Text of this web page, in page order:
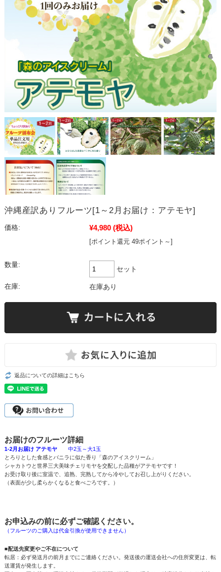
沖縄産訳ありフルーツ[1～2月お届け：アテモヤ]
価格: ¥4,980 (税込)
[ポイント還元 49ポイント～]
数量:
セット
在庫: 在庫あり
返品についての詳細はこちら
お届けのフルーツ詳細
1-2月お届け アテモヤ中2玉～大1玉
とろりとした食感とバニラに似た香り「森のアイスクリーム」
シャカトウと世界三大美味チェリモヤを交配した品種がアテモヤです！
お受け取り後に室温で、追熟、完熟してから冷やしてお召し上がりください。
（表面が少し柔らかくなると食べごろです。）
お申込みの前に必ずご確認ください。
（フルーツのご購入は代金引換が使用できません）
■配送先変更やご不在について
転居：必ず発送月の前月までにご連絡ください。発送後の運送会社への住所変更は、転
送運賃が発生します。